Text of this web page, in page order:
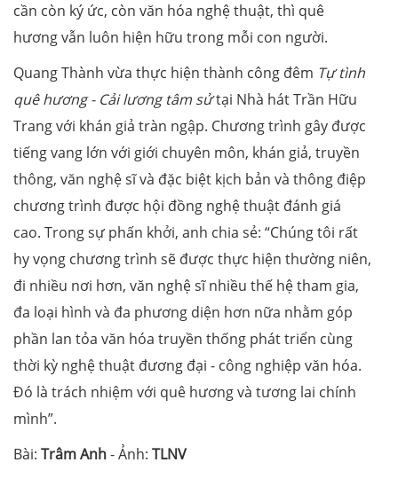
cần còn ký ức, còn văn hóa nghệ thuật, thì quê
hương vẫn luôn hiện hữu trong mỗi con người.
Quang Thành vừa thực hiện thành công đêm Tự tình
quê hương - Cải lương tâm sửtại Nhà hát Trần Hữu
Trang với khán giả tràn ngập. Chương trình gây được
tiếng vang lớn với giới chuyên môn, khán giả, truyền
thông, văn nghệ sĩ và đặc biệt kịch bản và thông điệp
chương trình được hội đồng nghệ thuật đánh giá
cao. Trong sự phấn khởi, anh chia sẻ: “Chúng tôi rất
hy vọng chương trình sẽ được thực hiện thường niên,
đi nhiều nơi hơn, văn nghệ sĩ nhiều thế hệ tham gia,
đa loại hình và đa phương diện hơn nữa nhằm góp
phần lan tỏa văn hóa truyền thống phát triển cùng
thời kỳ nghệ thuật đương đại - công nghiệp văn hóa.
Đó là trách nhiệm với quê hương và tương lai chính
mình”.
Bài: Trâm Anh- Ảnh: TLNV